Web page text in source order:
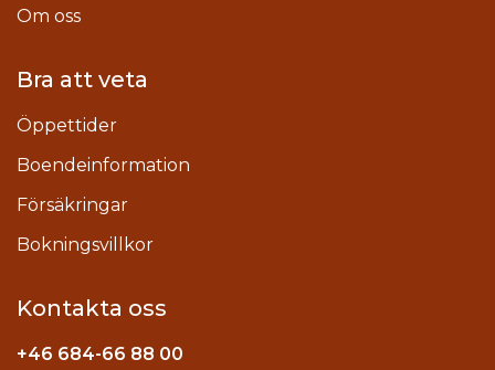
Om oss
Bra att veta
Öppettider
Boendeinformation
Försäkringar
Bokningsvillkor
Kontakta oss
+46 684-66 88 00